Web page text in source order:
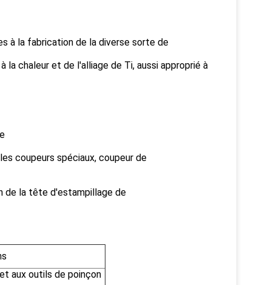
à la fabrication de la diverse sorte de
la chaleur et de l'alliage de Ti, aussi approprié à
coupeurs spéciaux, coupeur de
de la tête d'estampillage de
aux outils de poinçon